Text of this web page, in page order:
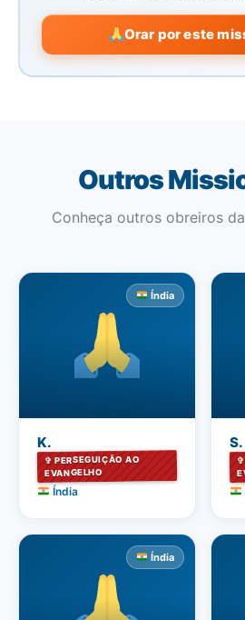
Orar por este
Outros
Conheça outros obreiros
Índia
K.
✞ PERSEGUIÇÃO AO
EVANGELHO
Índia
S.
✞
Índia